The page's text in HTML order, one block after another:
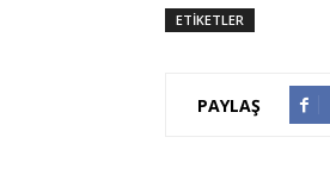
ETİKETLER
PAYLAŞ